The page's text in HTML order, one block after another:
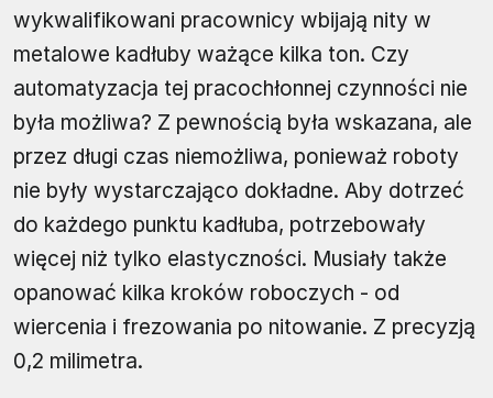
wykwalifikowani pracownicy wbijają nity w
metalowe kadłuby ważące kilka ton. Czy
automatyzacja tej pracochłonnej czynności nie
była możliwa? Z pewnością była wskazana, ale
przez długi czas niemożliwa, ponieważ roboty
nie były wystarczająco dokładne. Aby dotrzeć
do każdego punktu kadłuba, potrzebowały
więcej niż tylko elastyczności. Musiały także
opanować kilka kroków roboczych - od
wiercenia i frezowania po nitowanie. Z precyzją
0,2 milimetra.